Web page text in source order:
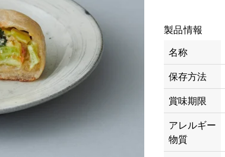
製品情報
名称
保存方法
賞味期限
アレルギー
物質